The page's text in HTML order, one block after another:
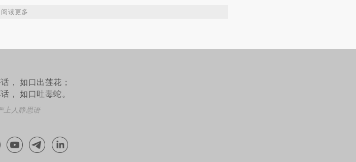
阅读更多
， 如口出莲花；
， 如口吐毒蛇。
上人静思语